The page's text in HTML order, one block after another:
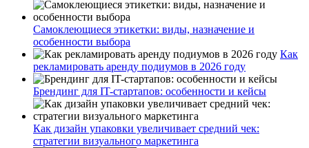
Самоклеющиеся этикетки: виды, назначение и
особенности выбора
Как
рекламировать аренду подиумов в 2026 году
Брендинг для IT-стартапов: особенности и кейсы
Как дизайн упаковки увеличивает средний чек:
стратегии визуального маркетинга